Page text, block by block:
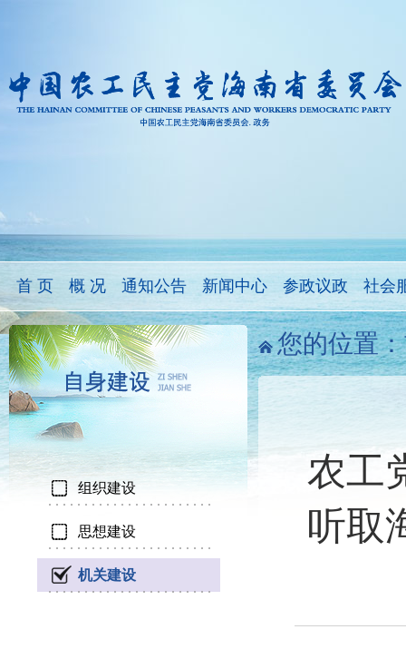
首 页 概 况 通知公告 新闻中心 参政议政 社会
组织建设
思想建设
机关建设
您的位置：
农工
听取